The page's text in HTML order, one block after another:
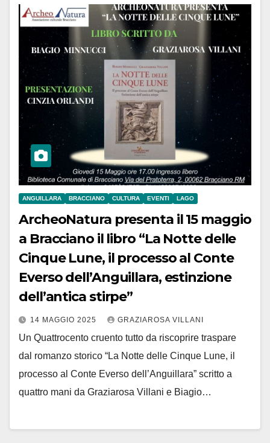
ANGUILLARA BRACCIANO CULTURA EVENTI LAGO
ArcheoNatura presenta il 15 maggio
a Bracciano il libro “La Notte delle
Cinque Lune, il processo al Conte
Everso dell’Anguillara, estinzione
dell’antica stirpe”
14 MAGGIO 2025 GRAZIAROSA VILLANI
Un Quattrocento cruento tutto da riscoprire traspare
dal romanzo storico “La Notte delle Cinque Lune, il
processo al Conte Everso dell’Anguillara” scritto a
quattro mani da Graziarosa Villani e Biagio…